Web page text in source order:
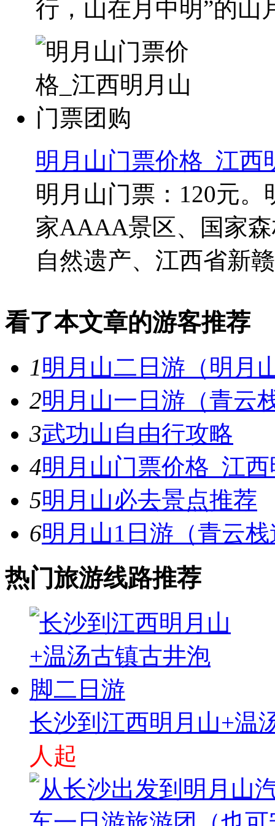
行，山在月中明”的山
明月山门票价格_江西
明月山门票：120元
家AAAA景区、国家
自然遗产、江西省新
看了本文章的游客推荐
1明月山二日游（明月
2明月山一日游（青云
3武功山自由行攻略
4明月山门票价格_江
5明月山必去景点推荐
6明月山1日游（青云
热门旅游线路推荐
长沙到江西明月山+温
人起